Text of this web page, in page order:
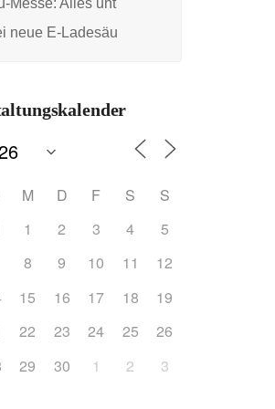
Messe: Alles unt
neue E-Ladesäu
M D F S
S
1 2 3 4
5
8 9 10 11
12
15 16 17 18
19
22 23 24 25
26
29 30 1 2 3